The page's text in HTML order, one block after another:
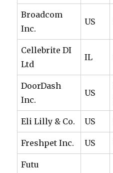
Broadcom
Inc.
US
Cellebrite DI
Ltd
IL
DoorDash
Inc.
US
Eli Lilly & Co. US
Freshpet Inc. US
Futu